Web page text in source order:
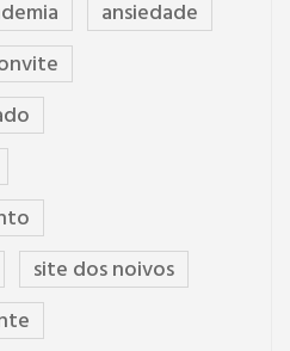
ansiedade
site dos noivos